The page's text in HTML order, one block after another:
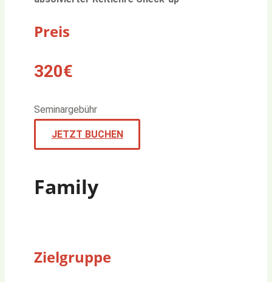
Preis
320€
Seminargebühr
JETZT BUCHEN
Family
Zielgruppe